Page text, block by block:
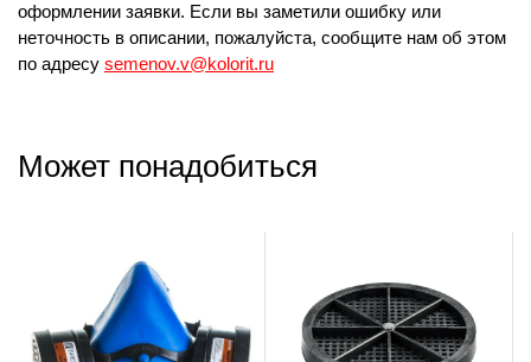
оформлении заявки. Если вы заметили ошибку или
неточность в описании, пожалуйста, сообщите нам об этом
по адресу semenov.v@kolorit.ru
Может понадобиться